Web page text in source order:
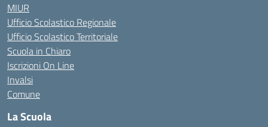
MIUR
Ufficio Scolastico Regionale
Ufficio Scolastico Territoriale
Scuola in Chiaro
Iscrizioni On Line
Invalsi
Comune
La Scuola